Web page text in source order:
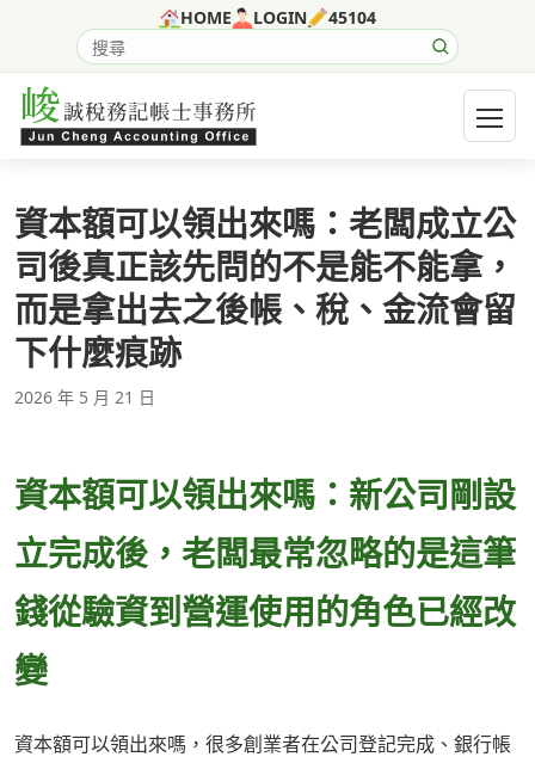
HOME LOGIN 45104
搜尋網站內容
開啟
資本額可以領出來嗎：老闆成立公
司後真正該先問的不是能不能拿，
而是拿出去之後帳、稅、金流會留
下什麼痕跡
2026 年 5 月 21 日
資本額可以領出來嗎：新公司剛設
立完成後，老闆最常忽略的是這筆
錢從驗資到營運使用的角色已經改
變
資本額可以領出來嗎，很多創業者在公司登記完成、銀行帳